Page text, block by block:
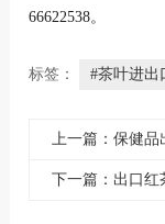
66622538。
标签： #茶叶进出
上一篇：保健品
下一篇：出口红